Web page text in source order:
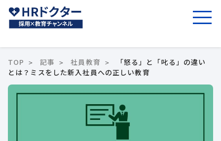
TOP 記事 社員教育
「怒る」と「叱る」の違い
とは？ミスをした新入社員への正しい教育